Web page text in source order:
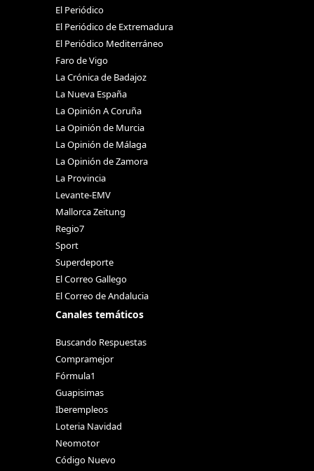
El Periódico
El Periódico de Extremadura
El Periódico Mediterráneo
Faro de Vigo
La Crónica de Badajoz
La Nueva España
La Opinión A Coruña
La Opinión de Murcia
La Opinión de Málaga
La Opinión de Zamora
La Provincia
Levante-EMV
Mallorca Zeitung
Regio7
Sport
Superdeporte
El Correo Gallego
El Correo de Andalucia
Canales temáticos
Buscando Respuestas
Compramejor
Fórmula1
Guapisimas
Iberempleos
Loteria Navidad
Neomotor
Código Nuevo